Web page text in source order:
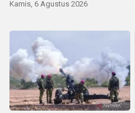
Kamis, 6 Agustus 2026